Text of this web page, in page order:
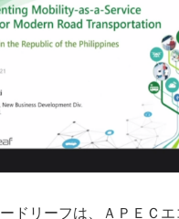
ドリーフは、ＡＰＥＣ